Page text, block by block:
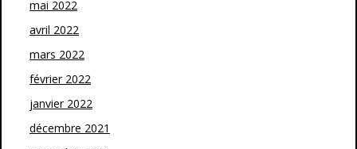
mai 2022
avril 2022
mars 2022
février 2022
janvier 2022
décembre 2021